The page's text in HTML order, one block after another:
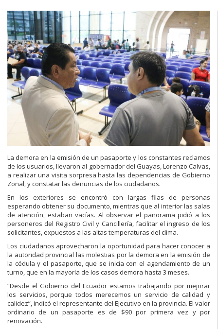
La demora en la emisión de un pasaporte y los constantes reclamos
de losusuarios, llevaron al gobernador del Guayas, Lorenzo Calvas,
a realizar una visita sorpresa hasta las dependencias de Gobierno
Zonal, y constatar las denuncias de los ciudadanos.
En
los exteriores se encontró con largas filas de personas
esperando obtener su documento, mientras que al interior las salas
de atención, estaban vacías. Al observar el panorama pidió a los
personeros del Registro Civil y Cancillería, facilitar el ingreso de los
solicitantes, expuestos a las altas temperaturas del clima.
Los ciudadanos aprovecharon la oportunidad para hacer conocer a
la autoridad provincial las molestias por la demora en la emisión de
la cédula y el pasaporte, que se inicia con el agendamiento de un
turno, que en la mayoría de los casos demora hasta 3 meses.
“Desde el Gobierno del Ecuador estamos trabajando por mejorar
los servicios,porque todos merecemos un servicio de calidad y
calidez”,indicó el representante del Ejecutivo en la provincia. El valor
ordinario de un pasaporte es de $90 por primera vez y por
renovación.